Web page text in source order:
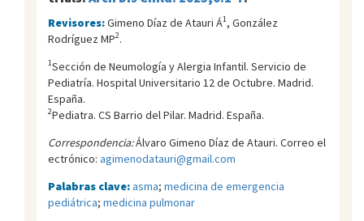
Revisores:Gimeno Díaz de Atauri Á1, González
Rodríguez MP2.
1Sección de Neumología y Alergia Infantil. Servicio de
Pediatría. Hospital Universitario 12 de Octubre. Madrid.
España.
2Pediatra. CS Barrio del Pilar. Madrid. España.
Correspondencia:Álvaro Gimeno Díaz de Atauri. Correo el
ectrónico: agimenodatauri@gmail.com
Palabras clave:asma; medicina de emergencia
pediátrica; medicina pulmonar